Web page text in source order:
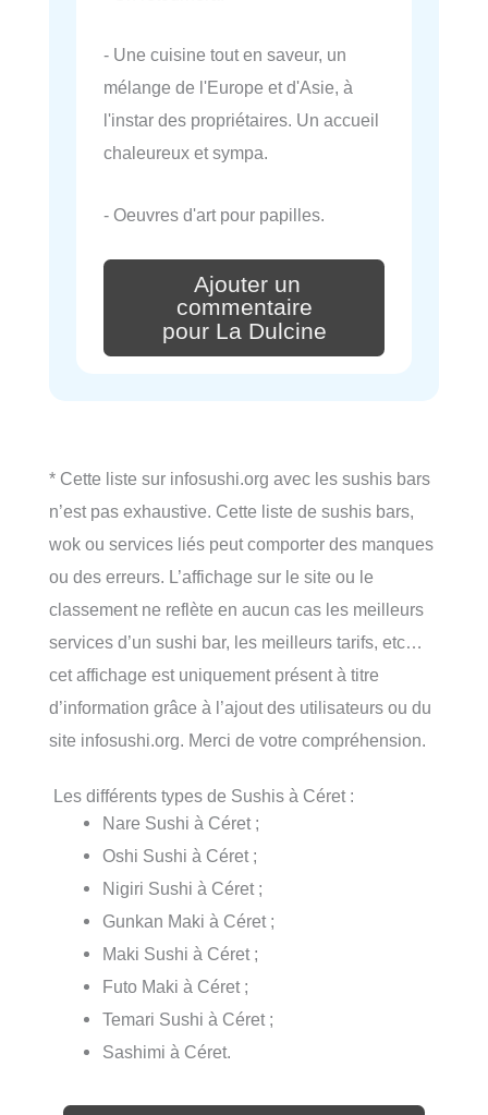
- Une cuisine tout en saveur, un
mélange de l'Europe et d'Asie, à
l'instar des propriétaires. Un accueil
chaleureux et sympa.
- Oeuvres d'art pour papilles.
Ajouter un
commentaire
pour La Dulcine
* Cette liste sur infosushi.org avec les sushis bars
n’est pas exhaustive. Cette liste de sushis bars,
wok ou services liés peut comporter des manques
ou des erreurs. L’affichage sur le site ou le
classement ne reflète en aucun cas les meilleurs
services d’un sushi bar, les meilleurs tarifs, etc…
cet affichage est uniquement présent à titre
d’information grâce à l’ajout des utilisateurs ou du
site infosushi.org. Merci de votre compréhension.
Les différents types de Sushis à Céret :
Nare Sushi à Céret ;
Oshi Sushi à Céret ;
Nigiri Sushi à Céret ;
Gunkan Maki à Céret ;
Maki Sushi à Céret ;
Futo Maki à Céret ;
Temari Sushi à Céret ;
Sashimi à Céret.